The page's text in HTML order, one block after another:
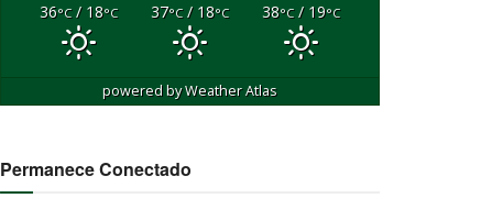
36°C/ 18°C 37°C/ 18°C 38°C/ 19°C
powered byWeather Atlas
Permanece Conectado